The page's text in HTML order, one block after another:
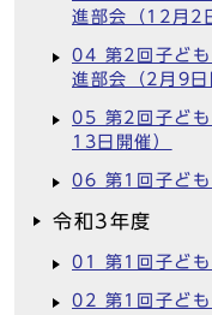
進部会（12月2
04 第2回子ども
進部会（2月9日
05 第2回子ども
13日開催）
06 第1回子ども
令和3年度
01 第1回子ども
02 第1回子ども